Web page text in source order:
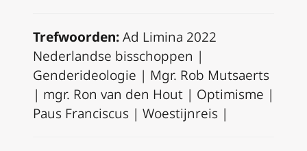
Trefwoorden:Ad Limina 2022
Nederlandse bisschoppen |
Genderideologie | Mgr. Rob Mutsaerts
| mgr. Ron van den Hout | Optimisme |
Paus Franciscus | Woestijnreis |